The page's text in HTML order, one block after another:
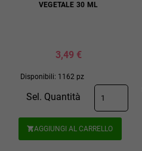
VEGETALE 30 ML
3,49 €
Disponibili: 1162 pz
Sel. Quantità
AGGIUNGI AL CARRELLO